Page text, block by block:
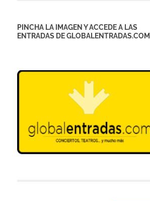
PINCHA LA IMAGEN Y ACCEDE A LAS
ENTRADAS DE GLOBALENTRADAS.COM